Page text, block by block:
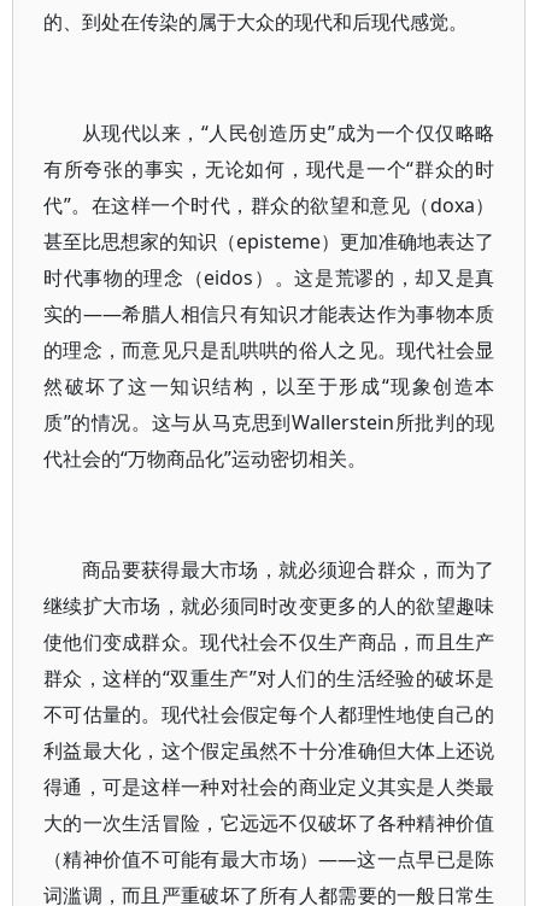
的、到处在传染的属于大众的现代和后现代感觉。
从现代以来，“人民创造历史”成为一个仅仅略略
有所夸张的事实，无论如何，现代是一个“群众的时
代”。在这样一个时代，群众的欲望和意见（doxa）
甚至比思想家的知识（episteme）更加准确地表达了
时代事物的理念（eidos）。这是荒谬的，却又是真
实的——希腊人相信只有知识才能表达作为事物本质
的理念，而意见只是乱哄哄的俗人之见。现代社会显
然破坏了这一知识结构，以至于形成“现象创造本
质”的情况。这与从马克思到Wallerstein所批判的现
代社会的“万物商品化”运动密切相关。
商品要获得最大市场，就必须迎合群众，而为了
继续扩大市场，就必须同时改变更多的人的欲望趣味
使他们变成群众。现代社会不仅生产商品，而且生产
群众，这样的“双重生产”对人们的生活经验的破坏是
不可估量的。现代社会假定每个人都理性地使自己的
利益最大化，这个假定虽然不十分准确但大体上还说
得通，可是这样一种对社会的商业定义其实是人类最
大的一次生活冒险，它远远不仅破坏了各种精神价值
（精神价值不可能有最大市场）——这一点早已是陈
词滥调，而且严重破坏了所有人都需要的一般日常生